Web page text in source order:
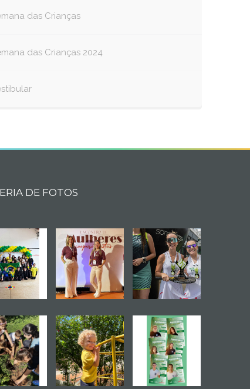
das Crianças
das Crianças 2024
DE FOTOS